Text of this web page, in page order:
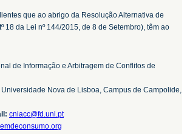
que ao abrigo da Resolução Alternativa de
18 da Lei nº 144/2015, de 8 de Setembro), têm ao
de Informação e Arbitragem de Conflitos de
Nova de Lisboa, Campus de Campolide,
cniacc@fd.unl.pt